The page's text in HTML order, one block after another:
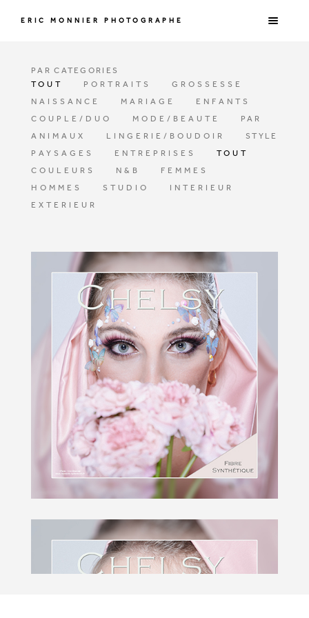
ERIC MONNIER PHOTOGRAPHE
PAR CATEGORIES
TOUT
PORTRAITS
GROSSESSE
NAISSANCE
MARIAGE
ENFANTS
COUPLE/DUO
MODE/BEAUTE
ANIMAUX
LINGERIE/BOUDOIR
PAYSAGES
ENTREPRISES
PAR
STYLE
TOUT
COULEURS
N&B
FEMMES
HOMMES
STUDIO
INTERIEUR
EXTERIEUR